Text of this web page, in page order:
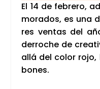
El 14 de febre­ro,
mo­ra­dos, es una
res ven­tas del
derro­che de
allá del color
bo­nes.